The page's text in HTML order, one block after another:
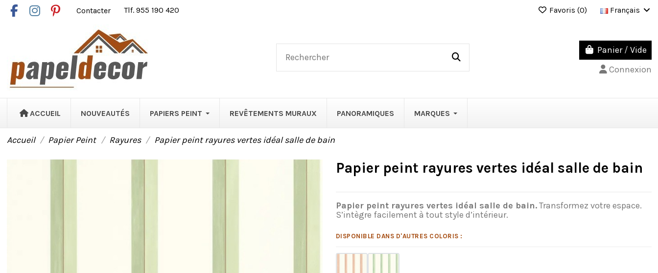
Contacter Tlf. 955 190 420 Favoris (0) Français
Panier / Vide
Connexion
ACCUEIL NOUVEAUTÉS PAPIERS PEINT REVÊTEMENTS MURAUX PANORAMIQUES MARQUES
Accueil Papier Peint Rayures Papier peint rayures vertes idéal salle de bain
Papier peint rayures vertes idéal salle de bain
Papier peint rayures vertes idéal salle de bain.Transformez votre espace.
S’intègre facilement à tout style d’intérieur.
DISPONIBLE DANS D'AUTRES COLORIS :